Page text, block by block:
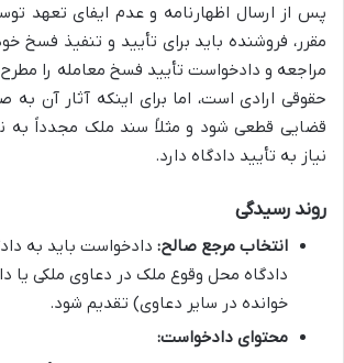
پس از ارسال اظهارنامه و عدم ایفای تعهد
مقرر، فروشنده باید برای تأیید و تنفیذ فسخ
مراجعه و دادخواست تأیید فسخ معامله را
حقوقی ارادی است، اما برای اینکه آثار آن به
قضایی قطعی شود و مثلاً سند ملک مجدداً به
نیاز به تأیید دادگاه دارد.
روند رسیدگی
انتخاب مرجع صالح: دادخواست باید به
دادگاه محل وقوع ملک در دعاوی ملکی یا
خوانده در سایر دعاوی) تقدیم شود.
محتوای دادخواست: